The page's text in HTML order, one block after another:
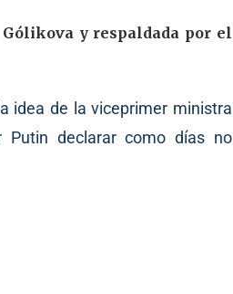
y respaldada por el
idea de la viceprimer ministra
Putin declarar como días no